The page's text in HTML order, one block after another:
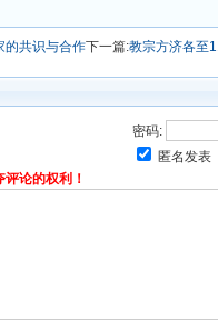
的共识与合作下一篇:教宗方济各至
密码:
匿名发表
论的权利！